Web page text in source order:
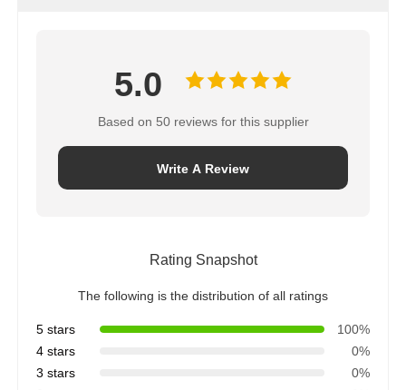
5.0
Based on 50 reviews for this supplier
Write A Review
Rating Snapshot
The following is the distribution of all ratings
5 stars
100%
4 stars
0%
3 stars
0%